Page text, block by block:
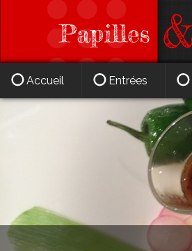
Accueil Entrées